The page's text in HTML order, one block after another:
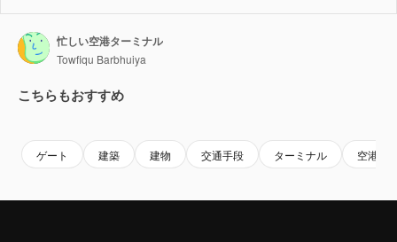
忙しい空港ターミナル
Towfiqu Barbhuiya
こちらもおすすめ
ゲート 建築 建物 交通手段 ターミナル 空港